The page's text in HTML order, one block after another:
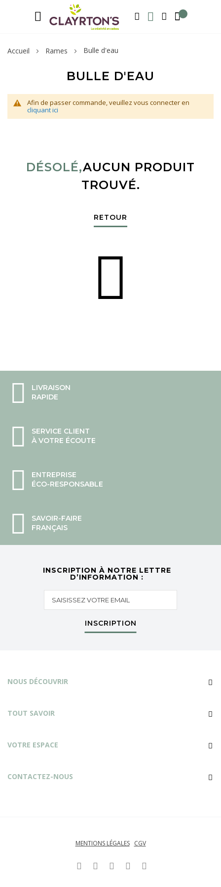
RECHERCHER MA LISTE D'ENVIE MON COMPTE
Accueil Rames Bulle d'eau
BULLE D'EAU
Afin de passer commande, veuillez vous connecter en
cliquant ici
DÉSOLÉ,AUCUN PRODUIT
TROUVÉ.
RETOUR
LIVRAISON
RAPIDE
SERVICE CLIENT
À VOTRE ÉCOUTE
ENTREPRISE
ÉCO-RESPONSABLE
SAVOIR-FAIRE
FRANÇAIS
INSCRIPTION À NOTRE LETTRE
D’INFORMATION :
INSCRIPTION
NOUS DÉCOUVRIR
TOUT SAVOIR
VOTRE ESPACE
CONTACTEZ-NOUS
MENTIONS LÉGALES CGV